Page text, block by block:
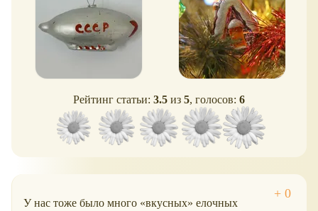
Рейтинг статьи: 3.5 из 5, голосов: 6
У нас тоже было много вкусных
елочных